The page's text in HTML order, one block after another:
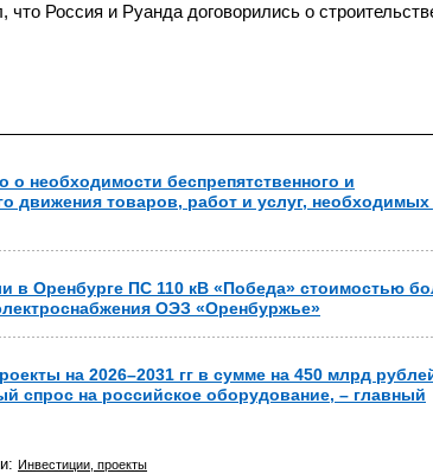
Россия и Руанда договорились о
о необходимости беспрепятственного и
движения товаров, работ и услуг,
в Оренбурге ПС 110 кВ «Победа» стоимостью
ОЭЗ «Оренбуржье»
на 2026–2031 гг в сумме на 450 млрд
спрос на российское оборудование, – главный
Инвестиции, проекты